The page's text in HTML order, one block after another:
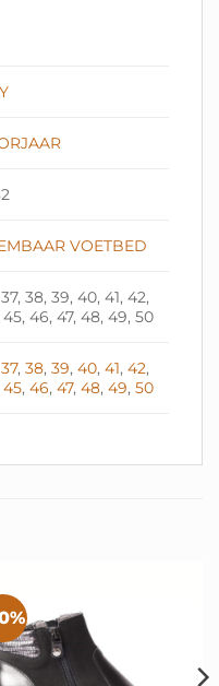
VOETBED
38, 39, 40, 41, 42,
46, 47, 48, 49, 50
37,38,39,40,41,42,
45,46,47,48,49,50